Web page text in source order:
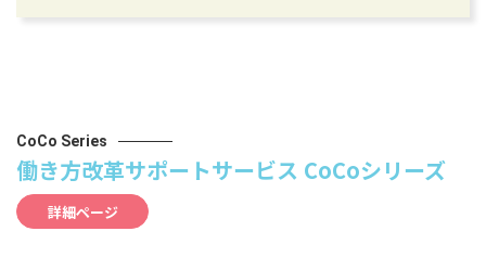
CoCo Series
働き方改革サポートサービス CoCoシリーズ
詳細ページ